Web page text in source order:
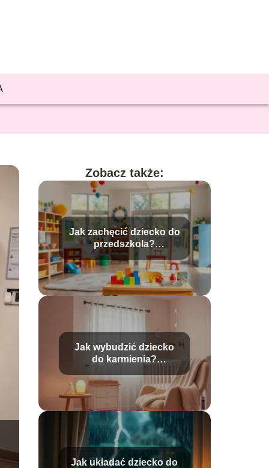
Zobacz także:
Jak zachęcić dziecko do
przedszkola?
Sprawdzone metody i
porady
Jak wybudzić dziecko
do karmienia?
rodziców
Jak układać dziecko do